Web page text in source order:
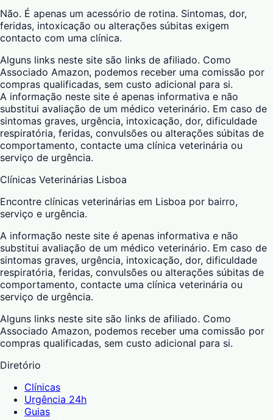
Não. É apenas um acessório de rotina. Sintomas, dor,
feridas, intoxicação ou alterações súbitas exigem
contacto com uma clínica.
Alguns links neste site são links de afiliado. Como
Associado Amazon, podemos receber uma comissão por
compras qualificadas, sem custo adicional para si.
A informação neste site é apenas informativa e não
substitui avaliação de um médico veterinário. Em caso de
sintomas graves, urgência, intoxicação, dor, dificuldade
respiratória, feridas, convulsões ou alterações súbitas de
comportamento, contacte uma clínica veterinária ou
serviço de urgência.
Clínicas Veterinárias Lisboa
Encontre clínicas veterinárias em Lisboa por bairro,
serviço e urgência.
A informação neste site é apenas informativa e não
substitui avaliação de um médico veterinário. Em caso de
sintomas graves, urgência, intoxicação, dor, dificuldade
respiratória, feridas, convulsões ou alterações súbitas de
comportamento, contacte uma clínica veterinária ou
serviço de urgência.
Alguns links neste site são links de afiliado. Como
Associado Amazon, podemos receber uma comissão por
compras qualificadas, sem custo adicional para si.
Diretório
Clínicas
Urgência 24h
Guias